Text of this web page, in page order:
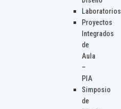
Laboratorios
Proyectos
Integrados
de
Aula
–
PIA
Simposio
de